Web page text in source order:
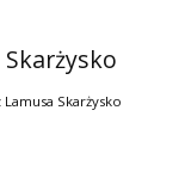
Lamusa Skarżysko